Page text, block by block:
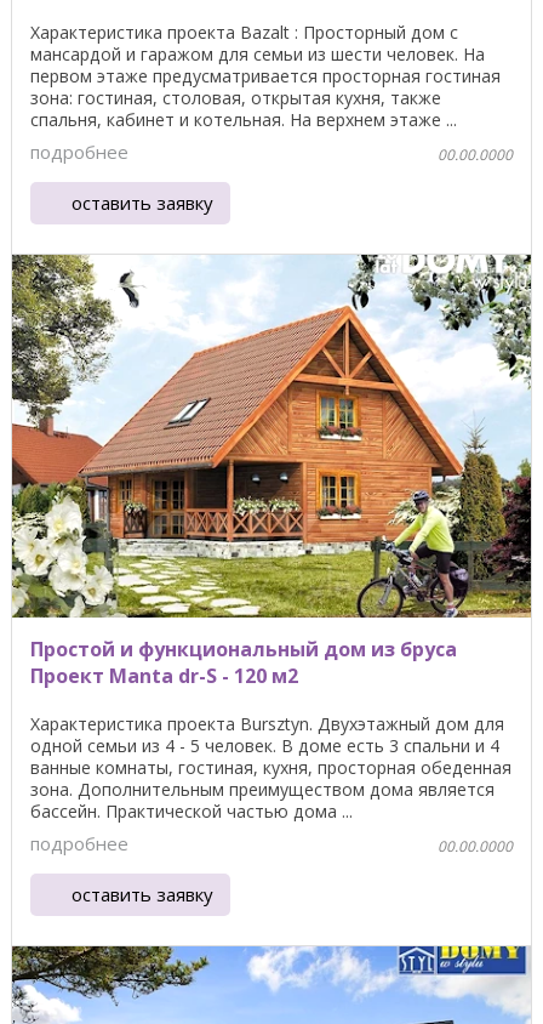
Характеристика проекта Bazalt : Просторный дом с
мансардой и гаражом для семьи из шести человек. На
первом этаже предусматривается просторная гостиная
зона: гостиная, столовая, открытая кухня, также
спальня, кабинет и котельная. На верхнем этаже ...
подробнее 00.00.0000
оставить заявку
Простой и функциональный дом из бруса
Проект Manta dr-S - 120 м2
Характеристика проекта Bursztyn. Двухэтажный дом для
одной семьи из 4 - 5 человек. В доме есть 3 спальни и 4
ванные комнаты, гостиная, кухня, просторная обеденная
зона. Дополнительным преимуществом дома является
бассейн. Практической частью дома ...
подробнее 00.00.0000
оставить заявку